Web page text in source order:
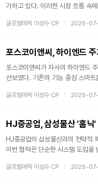
가하고 있다. 이러한 시장 흐름 속
준협회와 서울대학교 경영연구소
로, 풀무원아미오는 브랜드 인지
글로벌에픽 이성수 CP 2026-
포스코이앤씨, 하이엔드
포스코이앤씨가 자사의 하이엔드
선보였다. 기존의 기능 중심 스마
입주민이 실질적인 경험으로 체감
페이스를 구현했다. 향후에는 외
글로벌에픽 이성수 CP 2026-
HJ중공업, 삼성물산 '홈닉
HJ중공업이 삼성물산과의 전략적
이번 협력은 단순한 시스템 도입을
하는 스마트 라이프HJ중공업은
글로벌에픽 이성수 CP 2026-